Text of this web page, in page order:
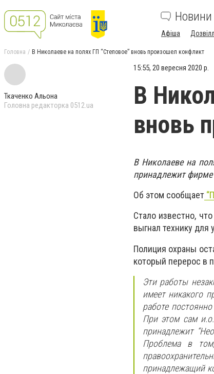
Новини
Афіша
Головна В Николаеве на полях ГП “Степовое” вновь произошел конфликт
Ткаченко Альона
Головна редакторка 0512.ua
15:55, 20 вересня 2020 р.
В
вновь
В Николаеве на
принадлежит фирме
Об этом сообщает
Стало известно,
выгнал технику
Полиция охраны
который перерос в
Эти работы
имеет никакого
работе
При этом сам
принадлежит
Проблема в
принадлежащий